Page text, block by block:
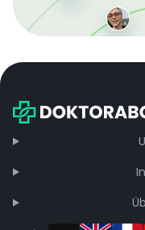
bei jeder